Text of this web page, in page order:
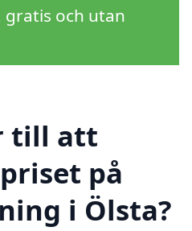
gratis och utan
till att
på
i Ölsta?